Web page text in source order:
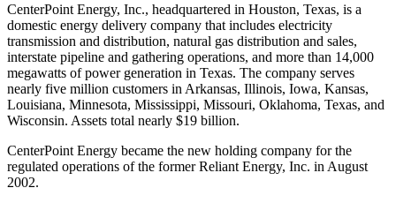
CenterPoint Energy, Inc., headquartered in Houston, Texas, is a
domestic energy delivery company that includes electricity
transmission and distribution, natural gas distribution and sales,
interstate pipeline and gathering operations, and more than 14,000
megawatts of power generation in Texas. The company serves
nearly five million customers in Arkansas, Illinois, Iowa, Kansas,
Louisiana, Minnesota, Mississippi, Missouri, Oklahoma, Texas, and
Wisconsin. Assets total nearly $19 billion.
CenterPoint Energy became the new holding company for the
regulated operations of the former Reliant Energy, Inc. in August
2002.